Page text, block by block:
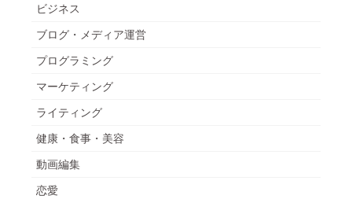
ビジネス
ブログ・メディア運営
プログラミング
マーケティング
ライティング
健康・食事・美容
動画編集
恋愛